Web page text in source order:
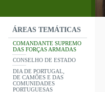
ÁREAS TEMÁTICAS
COMANDANTE SUPREMO
DAS FORÇAS ARMADAS
CONSELHO DE ESTADO
DIA DE PORTUGAL,
DE CAMÕES E DAS
COMUNIDADES
PORTUGUESAS